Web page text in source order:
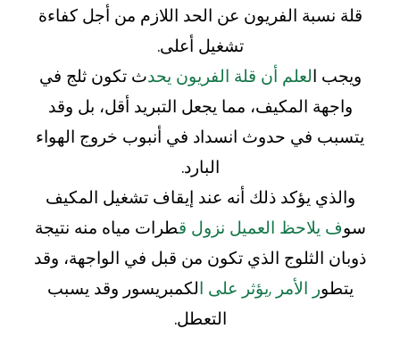
قلة نسبة الفريون عن الحد اللازم من أجل كفاءة
تشغيل أعلى.
ويجب العلم أن قلة الفريون يحدث تكون ثلج في
واجهة المكيف، مما يجعل التبريد أقل، بل وقد
يتسبب في حدوث انسداد في أنبوب خروج الهواء
البارد.
والذي يؤكد ذلك أنه عند إيقاف تشغيل المكيف
سوف يلاحظ العميل نزول قطرات مياه منه نتيجة
ذوبان الثلوج الذي تكون من قبل في الواجهة، وقد
يتطور الأمر ,يؤثر على الكمبريسور وقد يسبب
التعطل.